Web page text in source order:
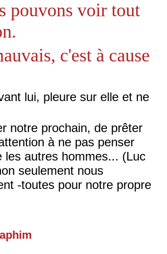
pouvons voir tout
c'est à cause
lui, pleure sur elle et ne
notre prochain, de prêter
à ne pas penser
les autres hommes... (Luc
seulement nous
-toutes pour notre propre